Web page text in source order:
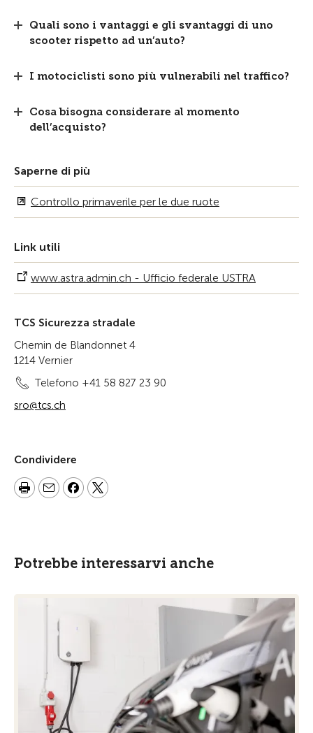
Quali sono i vantaggi e gli svantaggi di uno
scooter rispetto ad un’auto?
I motociclisti sono più vulnerabili nel traffico?
Cosa bisogna considerare al momento
dell’acquisto?
Saperne di più
Controllo primaverile per le due ruote
Link utili
www.astra.admin.ch - Ufficio federale USTRA
TCS Sicurezza stradale
Chemin de Blandonnet 4
1214 Vernier
Telefono +41 58 827 23 90
sro@tcs.ch
Condividere
Potrebbe interessarvi anche